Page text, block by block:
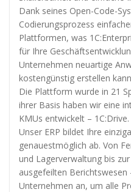
Dank seines Open-Code-
Codierungsprozess
Plattformen, was
für Ihre
Unternehmen neuartige
kostengünstig erstellen
Die Plattform wurde in 21
ihrer Basis haben wir eine
KMUs entwickelt – 1C:Drive.
Unser ERP bildet Ihre
genauestmöglich ab. Von
und Lagerverwaltung bis
ausgefeilten Berichtswesen
Unternehmen an, um alle